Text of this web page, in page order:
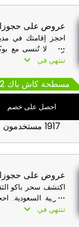
عروض على
احجز إقامتك في
رحلة لا تُنسى مع
برومو كود بوكينج
والراحة.
تنتهي في
مسطحة كاش باك 3.2%
احصل على خصم
1917 مستخدمون
عروض على
اكتشف سحر باكو
العربية السعودية.
الساحرة واستمتع
تنتهي في